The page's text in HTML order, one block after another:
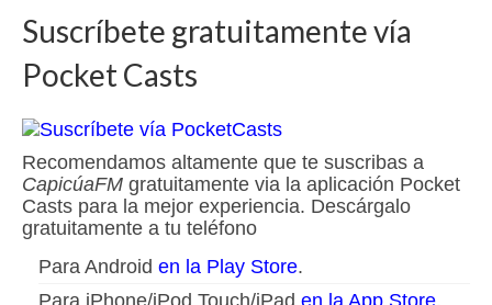
Suscríbete gratuitamente vía
Pocket Casts
Recomendamos altamente que te suscribas a
CapicúaFM gratuitamente via la aplicación Pocket
Casts para la mejor experiencia. Descárgalo
gratuitamente a tu teléfono
Para Android en la Play Store.
Para iPhone/iPod Touch/iPad en la App Store.